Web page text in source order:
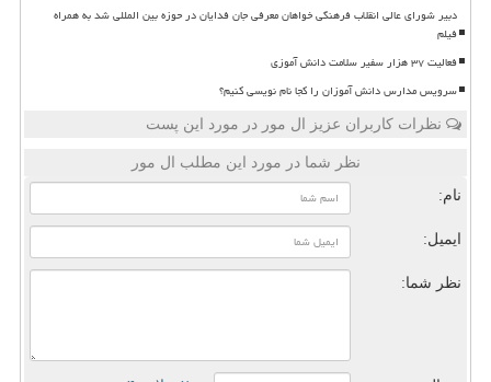
دبیر شورای عالی انقلاب فرهنگی خواهان معرفی جان فدایان در حوزه بین المللی شد به همراه
فیلم
فعالیت ۳۷ هزار سفیر سلامت دانش آموزی
سرویس مدارس دانش آموزان را کجا نام نویسی کنیم؟
نظرات کاربران عزیز ال مور در مورد این پست
نظر شما در مورد این مطلب ال مور
نام:
ایمیل:
نظر شما: